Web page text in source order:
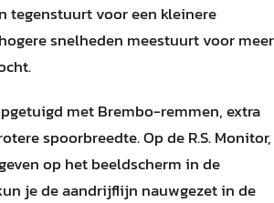
tegenstuurt voor een kleinere
snelheden meestuurt voor meer
met Brembo-remmen, extra
spoorbreedte. Op de R.S. Monitor,
op het beeldscherm in de
je de aandrijflijn nauwgezet in de